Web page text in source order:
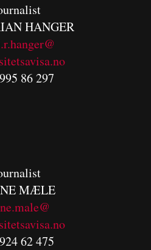
HANGER
86 297
MÆLE
62 475